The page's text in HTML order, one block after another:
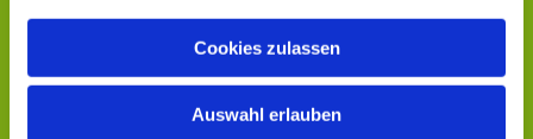
Cookies zulassen
Auswahl erlauben